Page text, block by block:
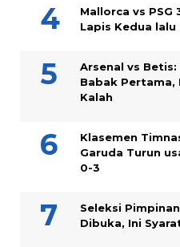
Mallorca vs PSG
Lapis Kedua lalu
Arsenal vs
Babak Pertama,
Kalah
Klasemen
Garuda Turun
0-3
Seleksi
Dibuka, Ini